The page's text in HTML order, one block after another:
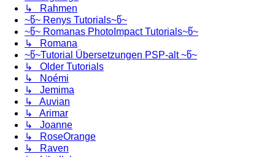
↳ Rahmen
~წ~ Renys Tutorials~წ~
~წ~ Romanas PhotoImpact Tutorials~წ~
↳ Romana
~წ~Tutorial Übersetzungen PSP-alt ~წ~
↳ Older Tutorials
↳ Noémi
↳ Jemima
↳ Auvian
↳ Arimar
↳ Joanne
↳ RoseOrange
↳ Raven